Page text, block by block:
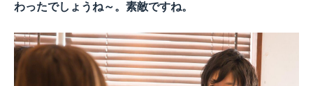
わったでしょうね～。素敵ですね。